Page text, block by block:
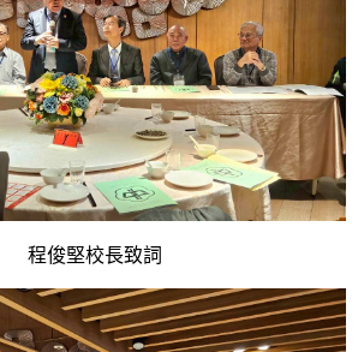
程俊堅校長致詞